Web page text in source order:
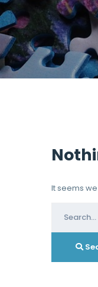
It seems
for: